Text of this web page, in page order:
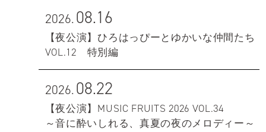
2026.08.16
【夜公演】ひろはっぴーとゆかいな仲間たち
VOL.12 特別編
2026.08.22
【夜公演】MUSIC FRUITS 2026 VOL.34
～音に酔いしれる、真夏の夜のメロディー～